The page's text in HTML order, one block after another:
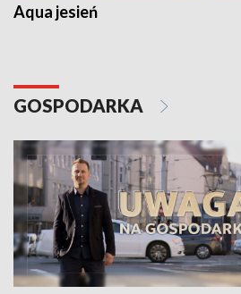
Aqua jesień
GOSPODARKA